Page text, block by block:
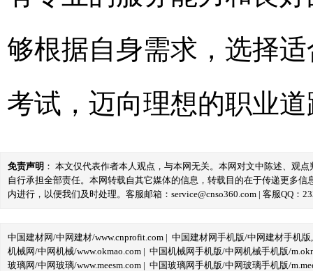
够根据自身需求，选择
考试，迈向理想的职业
免责声明 ： 本文仅代表作者本人观点，与本网无关。本网对文中陈述、观
自行承担全部责任。本网转载自其它媒体的信息，转载目的在于传递更多
内进行，以便我们及时处理。客服邮箱：service@cnso360.com | 客服QQ：
中国建材网/中网建材/www.cnprofit.com | 中国建材网手机版/中网建材手机版
机械网/中网机械/www.okmao.com | 中国机械网手机版/中网机械手机版/
玻璃网/中网玻璃/www.meesm.com | 中国玻璃网手机版/中网玻璃手机版/